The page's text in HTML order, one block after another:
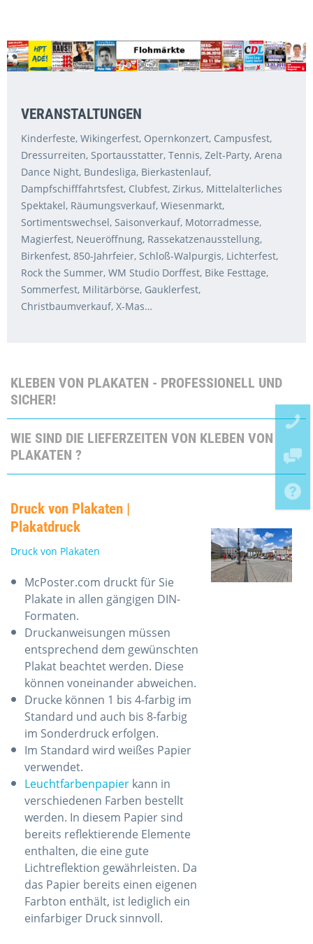
VERANSTALTUNGEN
Kinderfeste, Wikingerfest, Opernkonzert, Campusfest,
Dressurreiten, Sportausstatter, Tennis, Zelt-Party, Arena
Dance Night, Bundesliga, Bierkastenlauf,
Dampfschifffahrtsfest, Clubfest, Zirkus, Mittelalterliches
Spektakel, Räumungsverkauf, Wiesenmarkt,
Sortimentswechsel, Saisonverkauf, Motorradmesse,
Magierfest, Neueröffnung, Rassekatzenausstellung,
Birkenfest, 850-Jahrfeier, Schloß-Walpurgis, Lichterfest,
Rock the Summer, WM Studio Dorffest, Bike Festtage,
Sommerfest, Militärbörse, Gauklerfest,
Christbaumverkauf, X-Mas…
KLEBEN VON PLAKATEN - PROFESSIONELL UND
SICHER!
WIE SIND DIE LIEFERZEITEN VON KLEBEN VON
PLAKATEN ?
Druck von Plakaten |
Plakatdruck
Druck von Plakaten
McPoster.com druckt für Sie
Plakate in allen gängigen DIN-
Formaten.
Druckanweisungen müssen
entsprechend dem gewünschten
Plakat beachtet werden. Diese
können voneinander abweichen.
Drucke können 1 bis 4-farbig im
Standard und auch bis 8-farbig
im Sonderdruck erfolgen.
Im Standard wird weißes Papier
verwendet.
Leuchtfarbenpapier kann in
verschiedenen Farben bestellt
werden. In diesem Papier sind
bereits reflektierende Elemente
enthalten, die eine gute
Lichtreflektion gewährleisten. Da
das Papier bereits einen eigenen
Farbton enthält, ist lediglich ein
einfarbiger Druck sinnvoll.